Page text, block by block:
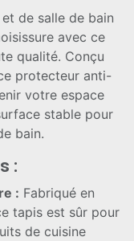
de salle de bain
avec ce
qualité. Conçu
protecteur anti-
votre espace
stable pour
bain.
:
: Fabriqué en
tapis est sûr pour
de cuisine